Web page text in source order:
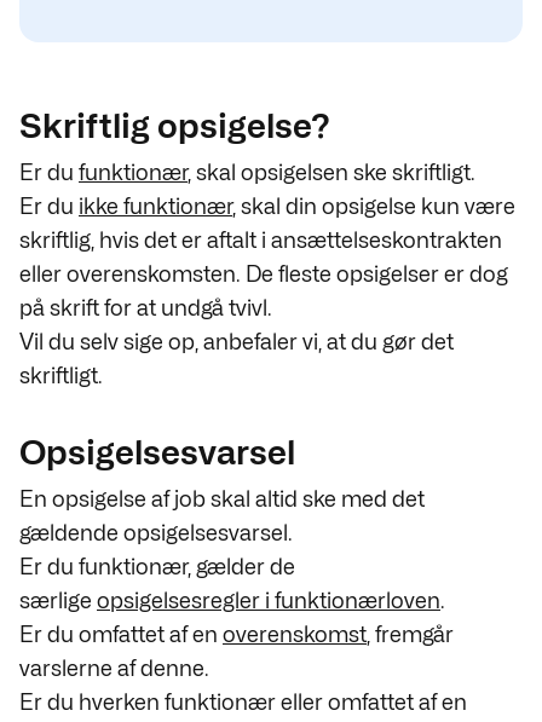
Skriftlig opsigelse?
Er du funktionær, skal opsigelsen ske skriftligt.
Er du ikke funktionær, skal din opsigelse kun være
skriftlig, hvis det er aftalt i ansættelseskontrakten
eller overenskomsten. De fleste opsigelser er dog
på skrift for at undgå tvivl.
Vil du selv sige op, anbefaler vi, at du gør det
skriftligt.
Opsigelsesvarsel
En opsigelse af job skal altid ske med det
gældende opsigelsesvarsel.
Er du funktionær, gælder de
særlige opsigelsesregler i funktionærloven.
Er du omfattet af en overenskomst , fremgår
varslerne af denne.
Er du hverken funktionær eller omfattet af en